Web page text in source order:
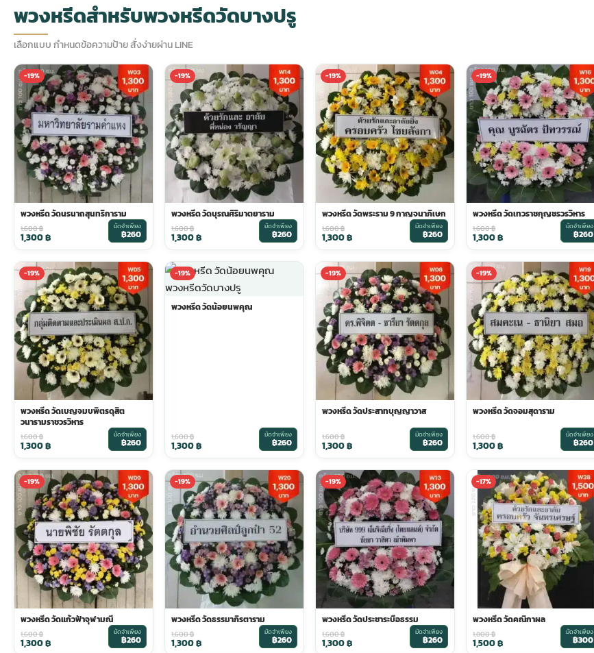
ดอกไม้หน้าหีบ
ดอกไม้หน้างานศพ
ดอกไม้หน้าโลง
จัดดอกไม้หน้ารูป
จัดดอกไม้หน้าโลง
ดอกไม้ศพ
ดอกไม้งานศพ ส่งด่วน
ดอกไม้งานศพ กรุงเทพ
ดอกไม้งานศพ ปากคลองตลาด
ร้านดอกไม้งานศพ ใกล้ฉัน
ดอกไม้งานศพ ราคาถูก
จัดดอกไม้งานศพ ราคา
ดอกไม้งานศพ ส่งฟรี
ดอกไม้งานศพ ออนไลน์
พวงดอกไม้งานศพ
ร้านพวงหรีด
ดอกไม้พวงหรีด
พวงหรีดปทุม
พวงหรีดพระราม 2
พวงหรีด ปากคลองตลาด
พวงหรีดราคาถูก
พวงหรีดดอกไม้สด
พวงหรีดดอกไม้สด ราคาถูก
สั่งพวงหรีด ออนไลน์
ส่งพวงหรีด ด่วน กรุงเทพ
ร้านพวงหรีด กรุงเทพ ส่งฟรี
พวงหรีด ปากคลองตลาด ราคา
พวงหรีด ส่งด่วน วันนี้
ไม้หน้าเมรุ
กไม้หน้าเมรุ
น้าเมรุ ราคา
มรุ กรุงเทพ
ม้หน้าเมรุ
มรุ ราคาถูก
ม้หน้าเมรุ
ระดับเมรุ
มรุ ออนไลน์
มรุ ส่งด่วน
น้าเมรุ กรุงเทพ
ไม้งานแต่ง กรุงเทพ
อกไม้งานแต่ง
ดอกไม้งานแต่ง
ไม้งานแต่ง แบบสวยๆ
พวงหรีดพัดลม กรุงเทพ
พวงหรีดพัดลม ส่งด่วน
สั่งพวงหรีดพัดลม
ร้านพวงหรีดพัดลม
พวงหรีดพัดลม ปากคลองตลาด
พวงหรีดพัดลม แบบสวยๆ
รับจัดงานศพ กรุงเทพ
แพ็คเกจจัดงานศพ
ค่าใช้จ่ายจัดงานศพ
จัดงานศพ วัด
ขั้นตอนจัดงานศพ
จัดงานศพ ราคาถูก
พวงหรีดสำหรับพวงหรีดวัดบางปรู
เลือกแบบ กำหนดข้อความป้าย สั่งง่ายผ่าน LINE
-19%
พวงหรีด วัดนรนาถสุนทริการาม
1,600฿
1,300฿
มัดจำเพียง
฿260
-19%
พวงหรีด วัดบุรณศิริมาตยาราม
1,600฿
1,300฿
มัดจำเพียง
฿260
-19%
พวงหรีด วัดพระราม 9 กาญจนาภิเษก
1,600฿
1,300฿
มัดจำเพียง
฿260
-19%
พวงหรีด วัดเทวราชกุญชรวรวิหาร
1,600฿
1,300฿
มัดจำเพียง
฿260
-19%
พวงหรีด วัดเบญจมบพิตรดุสิต
วนารามราชวรวิหาร
1,600฿
1,300฿
มัดจำเพียง
฿260
-19%
พวงหรีด วัดน้อยนพคุณ
1,600฿
1,300฿
มัดจำเพียง
฿260
-19%
พวงหรีด วัดประสาทบุญญาวาส
1,600฿
1,300฿
มัดจำเพียง
฿260
-19%
พวงหรีด วัดจอมสุดาราม
1,600฿
1,300฿
มัดจำเพียง
฿260
-19%
พวงหรีด วัดแก้วฟ้าจุฬามณี
1,600฿
1,300฿
มัดจำเพียง
฿260
-19%
พวงหรีด วัดธรรมาภิรตาราม
1,600฿
1,300฿
มัดจำเพียง
฿260
-19%
พวงหรีด วัดประชาระบือธรรม
1,600฿
1,300฿
มัดจำเพียง
฿260
-17%
พวงหรีด วัดคณิกาผล
1,800฿
1,500฿
มัดจำเพียง
฿300